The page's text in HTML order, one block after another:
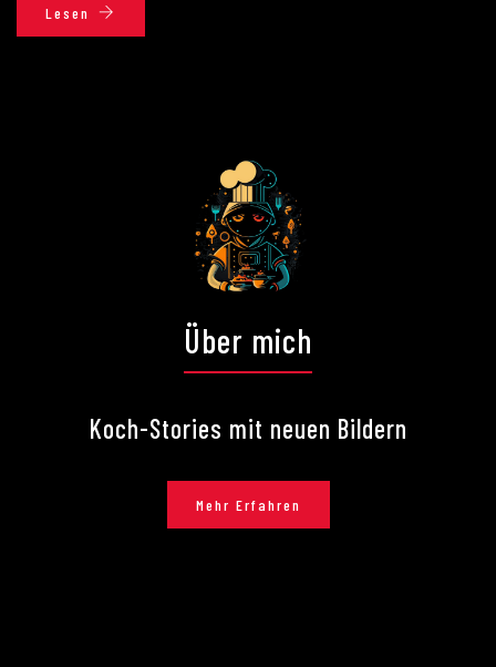
Lesen
Über mich
Koch-Stories mit neuen Bildern
Mehr Erfahren